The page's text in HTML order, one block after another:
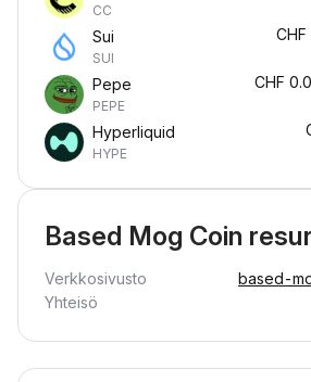
CC
Sui
SUI
CHF
Pepe
PEPE
CHF
Hyperliquid
HYPE
Based Mog Coin
Verkkosivusto
based-
Yhteisö